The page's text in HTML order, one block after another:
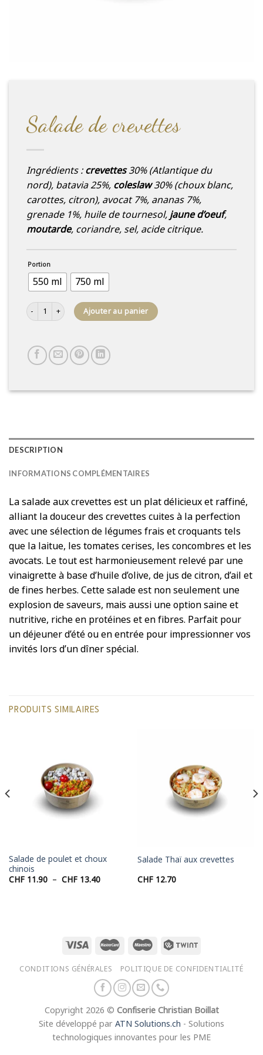
Salade de crevettes
Ingrédients : crevettes30% (Atlantique du
nord), batavia 25%, coleslaw30% (choux blanc,
carottes, citron), avocat 7%, ananas 7%,
grenade 1%, huile de tournesol, jaune d’oeuf,
moutarde, coriandre, sel, acide citrique.
Portion
550 ml 750 ml
quantité de Salade de crevettes
Ajouter au panier
DESCRIPTION
INFORMATIONS COMPLÉMENTAIRES
La salade aux crevettes est un plat délicieux et raffiné,
alliant la douceur des crevettes cuites à la perfection
avec une sélection de légumes frais et croquants tels
que la laitue, les tomates cerises, les concombres et les
avocats. Le tout est harmonieusement relevé par une
vinaigrette à base d’huile d’olive, de jus de citron, d’ail et
de fines herbes. Cette salade est non seulement une
explosion de saveurs, mais aussi une option saine et
nutritive, riche en protéines et en fibres. Parfait pour
un déjeuner d’été ou en entrée pour impressionner vos
invités lors d’un dîner spécial.
PRODUITS SIMILAIRES
Salade de poulet et choux
chinois
CHF11.90 – CHF13.40Plage
Salade Thaï aux crevettes
CHF12.70
CONDITIONS GÉNÉRALES POLITIQUE DE CONFIDENTIALITÉ
Copyright 2026 © Confiserie Christian Boillat
Site développé par ATN Solutions.ch - Solutions
technologiques innovantes pour les PME